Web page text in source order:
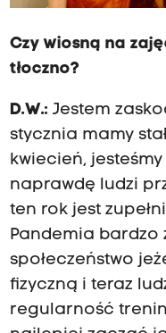
Czy wiosną na
tłoczno?
D.W.: Jestem
stycznia mamy
kwiecień,
naprawdę ludzi
ten rok jest
Pandemia bardzo
społeczeństwo
fizyczną i teraz
regularność